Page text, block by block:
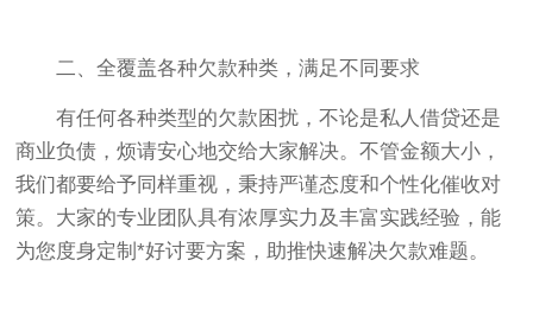
二、全覆盖各种欠款种类，满足不同要求
有任何各种类型的欠款困扰，不论是私人借贷还是
商业负债，烦请安心地交给大家解决。不管金额大小，
我们都要给予同样重视，秉持严谨态度和个性化催收对
策。大家的专业团队具有浓厚实力及丰富实践经验，能
为您度身定制*好讨要方案，助推快速解决欠款难题。